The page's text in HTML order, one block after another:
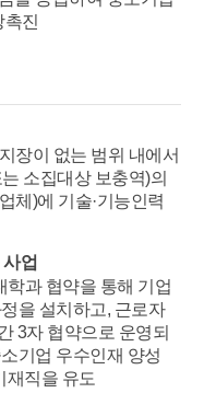
진
장이 없는 범위 내에서
소집대상 보충역)의
체)에 기술·기능인력
업
학과 협약을 통해 기업
을 설치하고, 근로자
3자 협약으로 운영되
기업 우수인재 양성
재직을 유도